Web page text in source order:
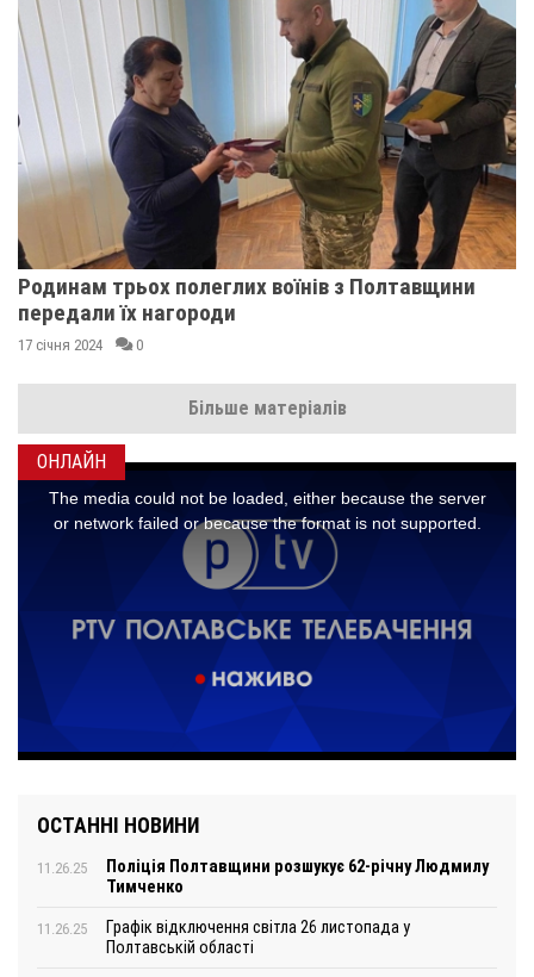
ОНЛАЙН
ОСТАННІ НОВИНИ
11.26.25
Поліція Полтавщини розшукує 62-річну Людмилу
Тимченко
11.26.25
Графік відключення світла 26 листопада у
Полтавській області
Родинам трьох полеглих воїнів з Полтавщини
передали їх нагороди
17 січня 2024 0
Більше матеріалів